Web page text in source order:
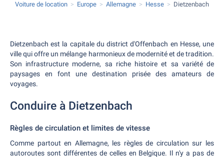
Voiture de location Europe Allemagne Hesse Dietzenbach
Dietzenbach est la capitale du district d'Offenbach en Hesse, une
ville qui offre un mélange harmonieux de modernité et de tradition.
Son infrastructure moderne, sa riche histoire et sa variété de
paysages en font une destination prisée des amateurs de
voyages.
Conduire à Dietzenbach
Règles de circulation et limites de vitesse
Comme partout en Allemagne, les règles de circulation sur les
autoroutes sont différentes de celles en Belgique. Il n'y a pas de